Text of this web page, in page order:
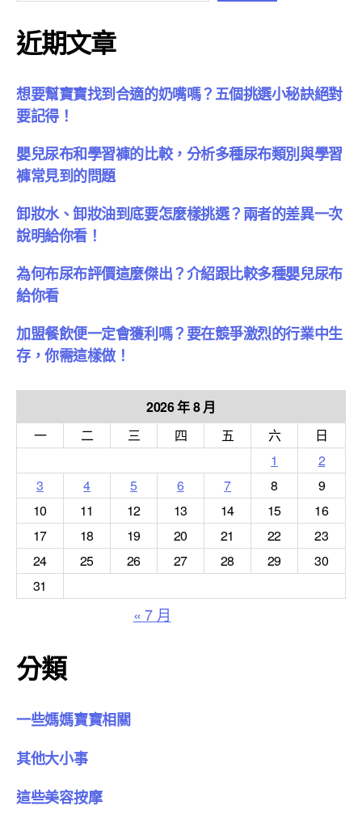
近期文章
想要幫寶寶找到合適的奶嘴嗎？五個挑選小秘訣絕對
要記得！
嬰兒尿布和學習褲的比較，分析多種尿布類別與學習
褲常見到的問題
卸妝水、卸妝油到底要怎麼樣挑選？兩者的差異一次
說明給你看！
為何布尿布評價這麼傑出？介紹跟比較多種嬰兒尿布
給你看
加盟餐飲便一定會獲利嗎？要在競爭激烈的行業中生
存，你需這樣做！
2026 年 8 月
一
二 三 四 五 六
日
1
2
3
4 5 6 7 8
9
10
11 12 13 14 15
16
17
18 19 20 21 22
23
24
25 26 27 28 29
30
31
« 7 月
分類
一些媽媽寶寶相關
其他大小事
這些美容按摩